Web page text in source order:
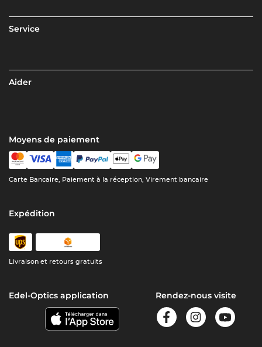
Service
Aider
Moyens de paiement
Carte Bancaire, Paiement à la réception, Virement bancaire
Expédition
Livraison et retours gratuits
Edel-Optics application Rendez-nous visite